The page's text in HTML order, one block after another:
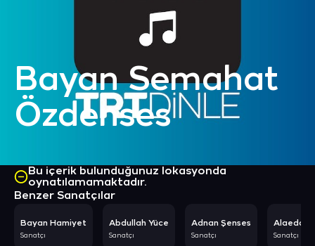
Bayan Semahat
Özdenses
Bu içerik bulunduğunuz lokasyonda
oynatılamamaktadır.
Benzer Sanatçılar
Bayan Hamiyet
Sanatçı
Abdullah Yüce
Sanatçı
Adnan Şenses
Sanatçı
Alaeddin
Sanatçı